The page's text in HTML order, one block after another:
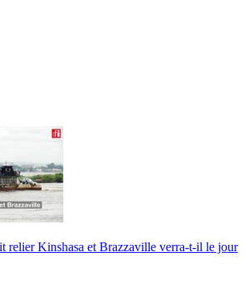
relier Kinshasa et Brazzaville verra-t-il le jour